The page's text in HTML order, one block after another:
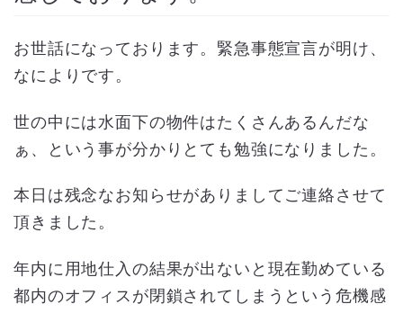
お世話になっております。緊急事態宣言が明け、
なによりです。
世の中には水面下の物件はたくさんあるんだな
ぁ、という事が分かりとても勉強になりました。
本日は残念なお知らせがありましてご連絡させて
頂きました。
年内に用地仕入の結果が出ないと現在勤めている
都内のオフィスが閉鎖されてしまうという危機感